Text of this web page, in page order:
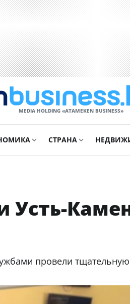
MEDIA HOLDING «ATAMEKЕN BUSINESS»
СТРАНА
провели